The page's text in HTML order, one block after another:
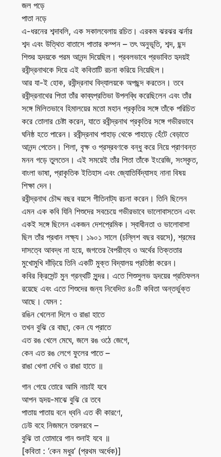
জল পড়ে
পাতা নড়ে
এ-ধরনের শব্দাবলি, এক সকালবেলায় রচিত। এরকম ঝরঝর ঝর্নার
শব্দ এবং উত্থিত বাতাসে পাতার কম্পন – তৎ অনুভূতি, শব্দ, ছন্দ
শিশুর হৃদয়কে পরম আনন্দ দিয়েছিল। প্রবলভাবে প্রভাবিত হৃদয়ই
রবীন্দ্রনাথকে দিয়ে এই কবিতাটি রচনা করিয়ে নিয়েছিল।
আর যা-ই হোক, রবীন্দ্রনাথ বিদ্যালয়কে অপছন্দ করতেন। তবে
রবীন্দ্রনাথের পিতা তাঁর কাব্যপ্রতিভা উপলব্ধি করেছিলেন এবং তাঁর
সঙ্গে মিলিতভাবে হিমালয়ের মতো মহান প্রকৃতির সঙ্গে তাঁকে পরিচিত
করে তোলার চেষ্টা করেন, যাতে রবীন্দ্রনাথ প্রকৃতির সঙ্গে গভীরভাবে
ঘনিষ্ঠ হতে পারেন। রবীন্দ্রনাথ পাহাড় থেকে পাহাড়ে হেঁটে বেড়াতে
আনন্দ পেতেন। শিলা, বৃক্ষ ও প্রস্রবণকে বন্ধু করে নিয়ে প্রাণবন্ত
মনন গড়ে তুলতেন। এই সময়েই তাঁর পিতা তাঁকে ইংরেজি, সংস্কৃত,
বাংলা ভাষা, প্রাকৃতিক ইতিহাস এবং জ্যোতির্বিদ্যাসহ নানা বিষয়
শিক্ষা দেন।
রবীন্দ্রনাথ চৌদ্দ বছর বয়সে গীতিনাট্য রচনা করেন। তিনি ছিলেন
এমন এক কবি যিনি শিশুদের সবচেয়ে গভীরভাবে ভালোবাসতেন এবং
একই সঙ্গে ছিলেন একজন দেশপ্রেমিক। স্বাধীনতা ও ভালোবাসা
ছিল তাঁর প্রধান লক্ষ্য। ১৯০১ সালে (চল্লিশ বছর বয়সে), শ্রমের
দাসত্বে আবদ্ধ না হয়ে, জগতের বৈপরীত্য ও অর্থের তিক্ততার
মুখোমুখি দাঁড়িয়ে তিনি একটি মুক্ত বিদ্যালয় প্রতিষ্ঠা করেন।
কবির ক্রিসেন্ট মুন গ্রন্থটি সুন্দর। এতে শিশুসুলভ হৃদয়ের প্রতিফলন
রয়েছে এবং এতে শিশুদের জন্য নিবেদিত ৪০টি কবিতা অন্তর্ভুক্ত
আছে। যেমন :
রঙিন খেলেনা দিলে ও রাঙা হাতে
তখন বুঝি রে বাছা, কেন যে প্রাতে
এত রঙ খেলে মেঘে, জলে রঙ ওঠে জেগে,
কেন এত রঙ লেগে ফুলের পাতে –
রাঙা খেলা দেখি ও রাঙা হাতে ॥
গান গেয়ে তোরে আমি নাচাই যবে
আপন হৃদয়-মাঝে বুঝি রে তবে
পাতায় পাতায় বনে ধ্বনি এত কী কারণে,
ঢেউ বহে নিজমনে তরলরবে –
বুঝি তা তোমারে গান শুনাই যবে ॥
[কবিতা : ‘কেন মধুর’ (প্রথম অর্ধেক)]